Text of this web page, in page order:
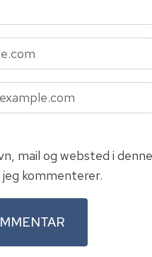
mail og websted i
kommenterer.